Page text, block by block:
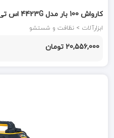
کارواش 100 بار مدل 4423G اس تی ای STA
ابزارآلات > نظافت و شستشو
20,556,000 تومان